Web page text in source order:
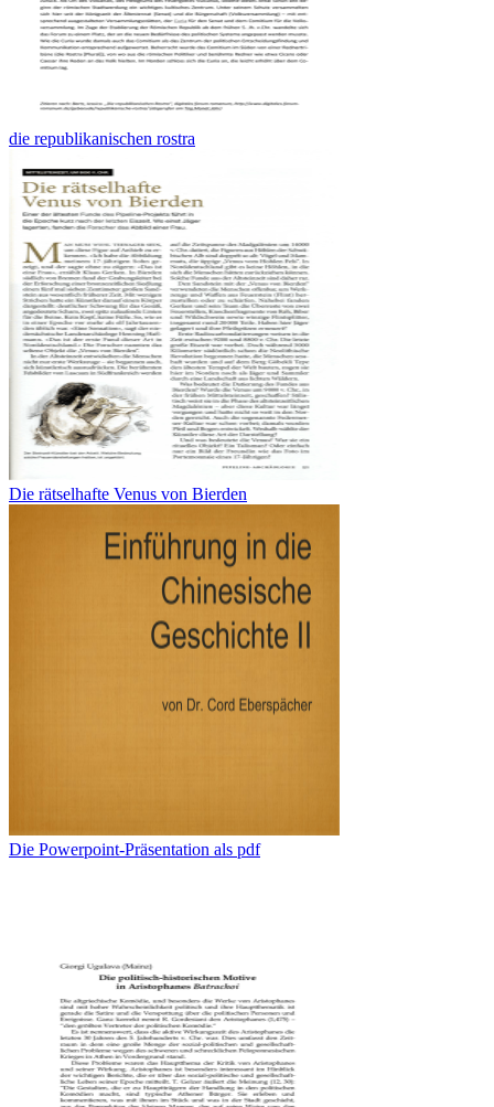
die republikanischen rostra
Die rätselhafte Venus von Bierden
Die Powerpoint-Präsentation als pdf